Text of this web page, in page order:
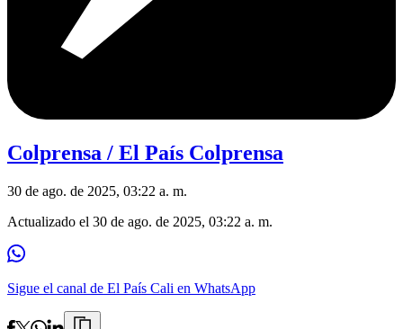
Colprensa / El País Colprensa
30 de ago. de 2025, 03:22 a. m.
Actualizado el 30 de ago. de 2025, 03:22 a. m.
Sigue el canal de El País Cali en WhatsApp